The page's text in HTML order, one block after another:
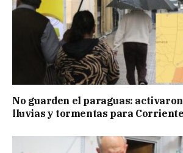
No guarden el paraguas:
lluvias y tormentas para